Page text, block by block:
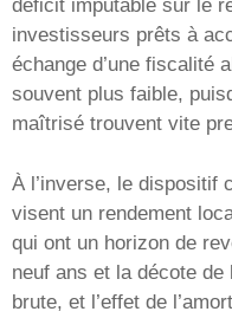
déficit imputable sur le
investisseurs prêts à
échange d’une fiscalité
souvent plus faible,
maîtrisé trouvent vite
À l’inverse, le dispositif
visent un rendement
qui ont un horizon de
neuf ans et la décote
brute, et l’effet de